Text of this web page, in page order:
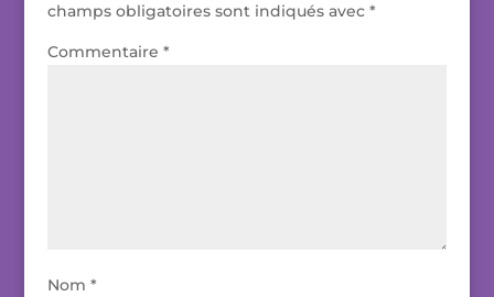
champs obligatoires sont indiqués avec *
Commentaire *
Nom *